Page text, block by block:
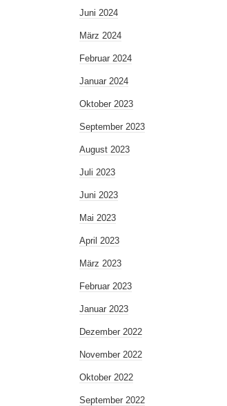
Juni 2024
März 2024
Februar 2024
Januar 2024
Oktober 2023
September 2023
August 2023
Juli 2023
Juni 2023
Mai 2023
April 2023
März 2023
Februar 2023
Januar 2023
Dezember 2022
November 2022
Oktober 2022
September 2022